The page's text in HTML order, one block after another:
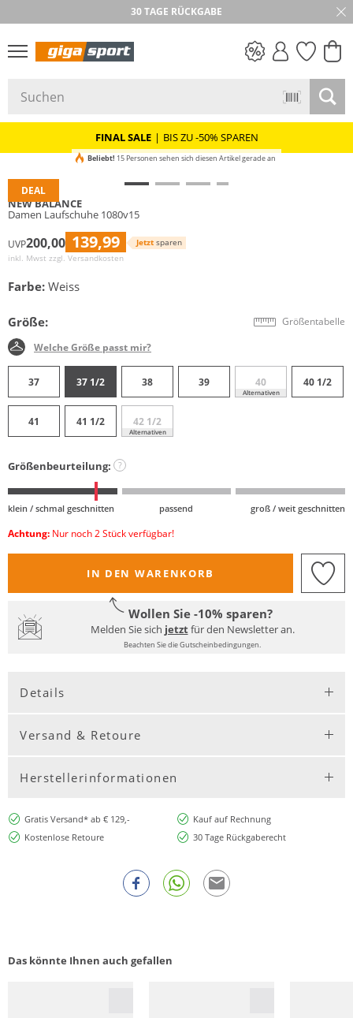
30 TAGE RÜCKGABE
FINAL SALE | BIS ZU -50% SPAREN
DEAL
Beliebt! 15 Personen sehen sich diesen Artikel gerade an
NEW BALANCE
Damen Laufschuhe 1080v15
UVP200,00 139,99 Jetzt sparen
inkl. Mwst zzgl. Versandkosten
Farbe: Weiss
Größe: Größentabelle
Welche Größe passt mir?
37 37 1/2 38 39 40
Alternativen
40 1/2
41 41 1/2 42 1/2
Alternativen
Größenbeurteilung: ?
klein / schmal geschnitten passend groß / weit geschnitten
Achtung: Nur noch 2 Stück verfügbar!
IN DEN WARENKORB
Wollen Sie -10% sparen?
Melden Sie sich jetztfür den Newsletter an.
Beachten Sie die Gutscheinbedingungen.
Details
Versand & Retoure
Herstellerinformationen
Gratis Versand* ab € 129,-
Kauf auf Rechnung
Kostenlose Retoure
30 Tage Rückgaberecht
Das könnte Ihnen auch gefallen